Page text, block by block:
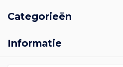
Categorieën
Informatie